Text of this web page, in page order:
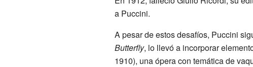
a Puccini.
A pesar de estos desafíos, Puccini
Butterfly, lo llevó a incorporar
1910), una ópera con temática de